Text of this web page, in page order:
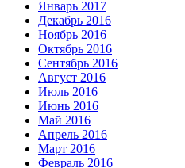
Январь 2017
Декабрь 2016
Ноябрь 2016
Октябрь 2016
Сентябрь 2016
Август 2016
Июль 2016
Июнь 2016
Май 2016
Апрель 2016
Март 2016
Февраль 2016